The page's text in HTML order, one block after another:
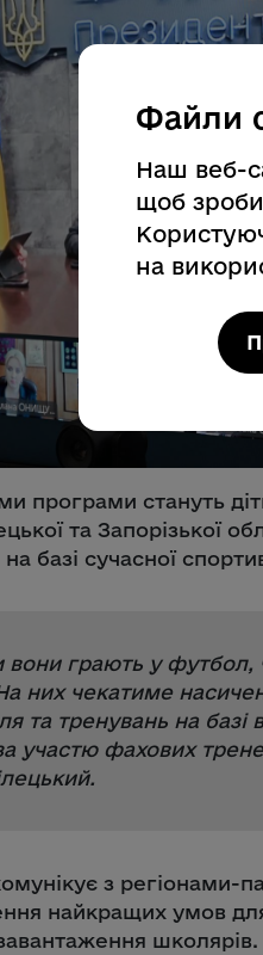
програми стануть
та Запорізької
базі сучасної
вони грають у футбол,
них чекатиме
та тренувань на базі
участю фахових
з регіонами-
найкращих умов
школярів.
Файли
Наш веб-
щоб
на